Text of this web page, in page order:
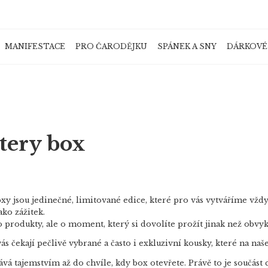
MANIFESTACE PRO ČARODĚJKU SPÁNEK A SNY
box
jsou jedinečné, limitované edice, které pro vás vytváříme
zážitek.
produkty, ale o moment, který si dovolíte prožít jinak než
čekají pečlivě vybrané a často i exkluzivní kousky, které na
tajemstvím až do chvíle, kdy box otevřete. Právě to je součást
Doporučujeme